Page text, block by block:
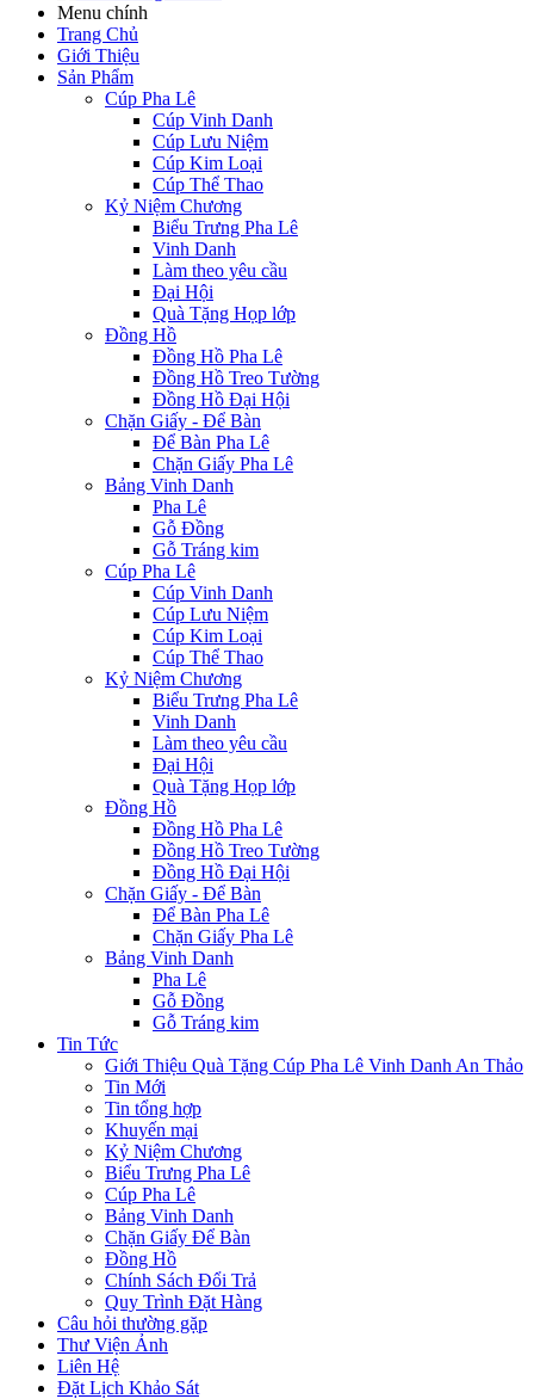
Menu chính
Trang Chủ
Giới Thiệu
Sản Phẩm
Cúp Pha Lê
Cúp Vinh Danh
Cúp Lưu Niệm
Cúp Kim Loại
Cúp Thể Thao
Kỷ Niệm Chương
Biểu Trưng Pha Lê
Vinh Danh
Làm theo yêu cầu
Đại Hội
Quà Tặng Họp lớp
Đồng Hồ
Đồng Hồ Pha Lê
Đồng Hồ Treo Tường
Đồng Hồ Đại Hội
Chặn Giấy - Để Bàn
Để Bàn Pha Lê
Chặn Giấy Pha Lê
Bảng Vinh Danh
Pha Lê
Gỗ Đồng
Gỗ Tráng kim
Cúp Pha Lê
Cúp Vinh Danh
Cúp Lưu Niệm
Cúp Kim Loại
Cúp Thể Thao
Kỷ Niệm Chương
Biểu Trưng Pha Lê
Vinh Danh
Làm theo yêu cầu
Đại Hội
Quà Tặng Họp lớp
Đồng Hồ
Đồng Hồ Pha Lê
Đồng Hồ Treo Tường
Đồng Hồ Đại Hội
Chặn Giấy - Để Bàn
Để Bàn Pha Lê
Chặn Giấy Pha Lê
Bảng Vinh Danh
Pha Lê
Gỗ Đồng
Gỗ Tráng kim
Tin Tức
Giới Thiệu Quà Tặng Cúp Pha Lê Vinh Danh An Thảo
Tin Mới
Tin tổng hợp
Khuyến mại
Kỷ Niệm Chương
Biểu Trưng Pha Lê
Cúp Pha Lê
Bảng Vinh Danh
Chặn Giấy Để Bàn
Đồng Hồ
Chính Sách Đổi Trả
Quy Trình Đặt Hàng
Câu hỏi thường gặp
Thư Viện Ảnh
Liên Hệ
Đặt Lịch Khảo Sát